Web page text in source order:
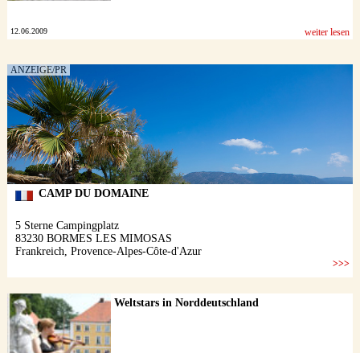
12.06.2009 weiter lesen
Weltstars in Norddeutschland